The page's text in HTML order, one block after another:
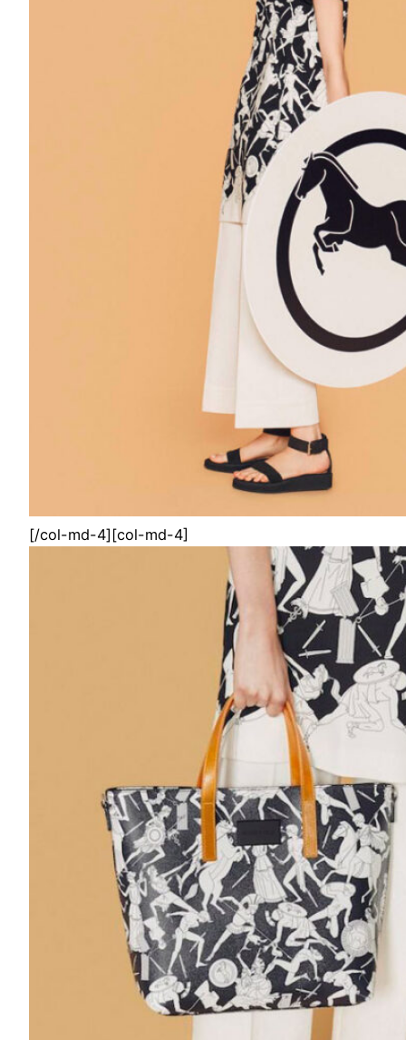
[/col-md-4][col-md-4]